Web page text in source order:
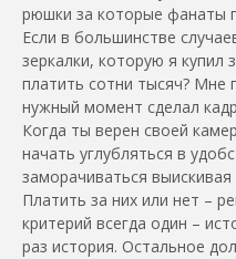
рюшки за которые фанаты
Если в большинстве
зеркалки, которую я купил
платить сотни тысяч? Мне
нужный момент сделал
Когда ты верен своей
начать углубляться в
заморачиваться
Платить за них или нет –
критерий всегда один –
раз история. Остальное